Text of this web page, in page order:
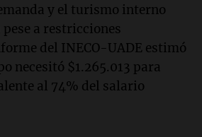
y el turismo interno
a restricciones
del INECO-UADE estimó
necesitó $1.265.013 para
al 74% del salario